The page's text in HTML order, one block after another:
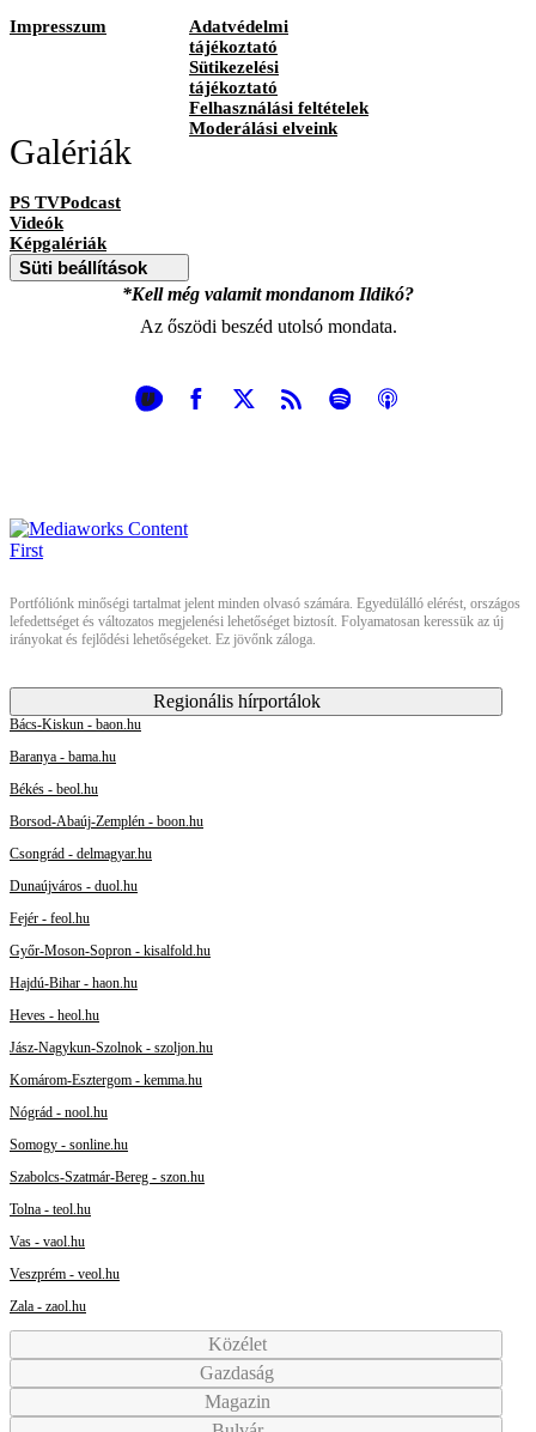
Impresszum
Adatvédelmi
tájékoztató
Sütikezelési
tájékoztató
Felhasználási feltételek
Moderálási elveink
Galériák
PS TVPodcast
Videók
Képgalériák
Süti beállítások
*Kell még valamit mondanom Ildikó?
Az őszödi beszéd utolsó mondata.
Portfóliónk minőségi tartalmat jelent minden olvasó számára. Egyedülálló elérést, országos
lefedettséget és változatos megjelenési lehetőséget biztosít. Folyamatosan keressük az új
irányokat és fejlődési lehetőségeket. Ez jövőnk záloga.
Regionális hírportálok
Bács-Kiskun - baon.hu
Baranya - bama.hu
Békés - beol.hu
Borsod-Abaúj-Zemplén - boon.hu
Csongrád - delmagyar.hu
Dunaújváros - duol.hu
Fejér - feol.hu
Győr-Moson-Sopron - kisalfold.hu
Hajdú-Bihar - haon.hu
Heves - heol.hu
Jász-Nagykun-Szolnok - szoljon.hu
Komárom-Esztergom - kemma.hu
Nógrád - nool.hu
Somogy - sonline.hu
Szabolcs-Szatmár-Bereg - szon.hu
Tolna - teol.hu
Vas - vaol.hu
Veszprém - veol.hu
Zala - zaol.hu
Közélet
Gazdaság
Magazin